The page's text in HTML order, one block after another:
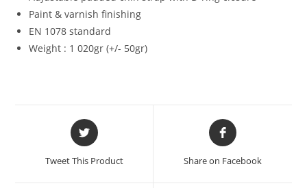
Paint & varnish finishing
EN 1078 standard
Weight : 1 020gr (+/- 50gr)
Tweet This Product Share on Facebook